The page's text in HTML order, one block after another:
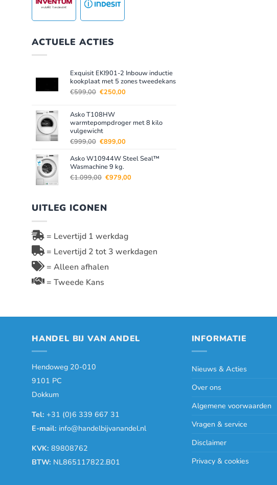
ACTUELE ACTIES
Exquisit EKI901-2 Inbouw inductie
kookplaat met 5 zones tweedekans
€599,00 Oorspronkelijke
€599,00.
€250,00Huidige
Asko T108HW
warmtepompdroger met 8 kilo
vulgewicht
€999,00 Oorspronkelijke
was:
€999,00.
€899,00Huidige
is:
Asko W10944W Steel Seal™
Wasmachine 9 kg.
€1.099,00 Oorspronkelijke
€1.099,00.
€979,00Huidige
UITLEG ICONEN
= Levertijd 1 werkdag
= Levertijd 2 tot 3 werkdagen
= Alleen afhalen
= Tweede Kans
HANDEL BIJ VAN ANDEL
Hendoweg 20-010
9101 PC
Dokkum
Tel: +31 (0)6 339 667 31
E-mail: info@handelbijvanandel.nl
KVK: 89808762
BTW: NL865117822.B01
INFORMATIE
Nieuws & Acties
Over ons
Algemene voorwaarden
Vragen & service
Disclaimer
Privacy & cookies